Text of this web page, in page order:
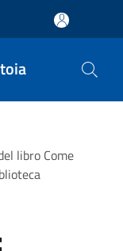
libro Come